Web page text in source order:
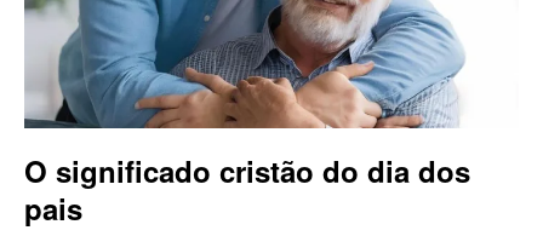
O significado cristão do dia dos
pais